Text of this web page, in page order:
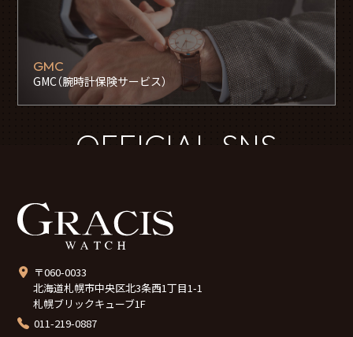
GMC
GMC（腕時計保険サービス）
OFFICIAL SNS
〒060-0033
北海道札幌市中央区北3条西1丁目1-1
札幌ブリックキューブ1F
011-219-0887